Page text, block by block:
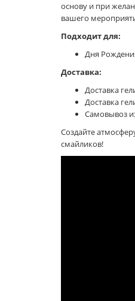
основу и при
вашего
Подходит для:
Дня
Доставка:
Доставка
Доставка
Самовывоз
Создайте
смайликов!